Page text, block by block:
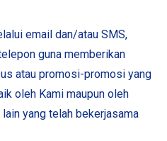
email dan/atau SMS,
guna memberikan
atau promosi-promosi yang
oleh Kami maupun oleh
yang telah bekerjasama